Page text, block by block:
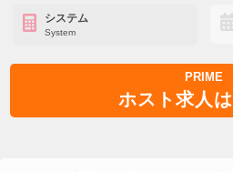
システム
System
PRIME
ホスト求人